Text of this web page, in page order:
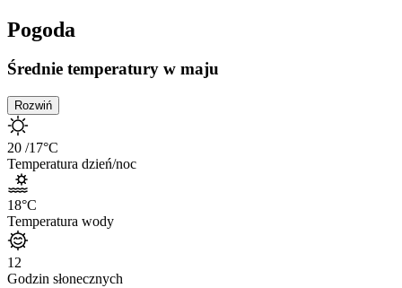
Pogoda
Średnie temperatury w maju
Rozwiń
20 /17°C
Temperatura dzień/noc
18°C
Temperatura wody
12
Godzin słonecznych